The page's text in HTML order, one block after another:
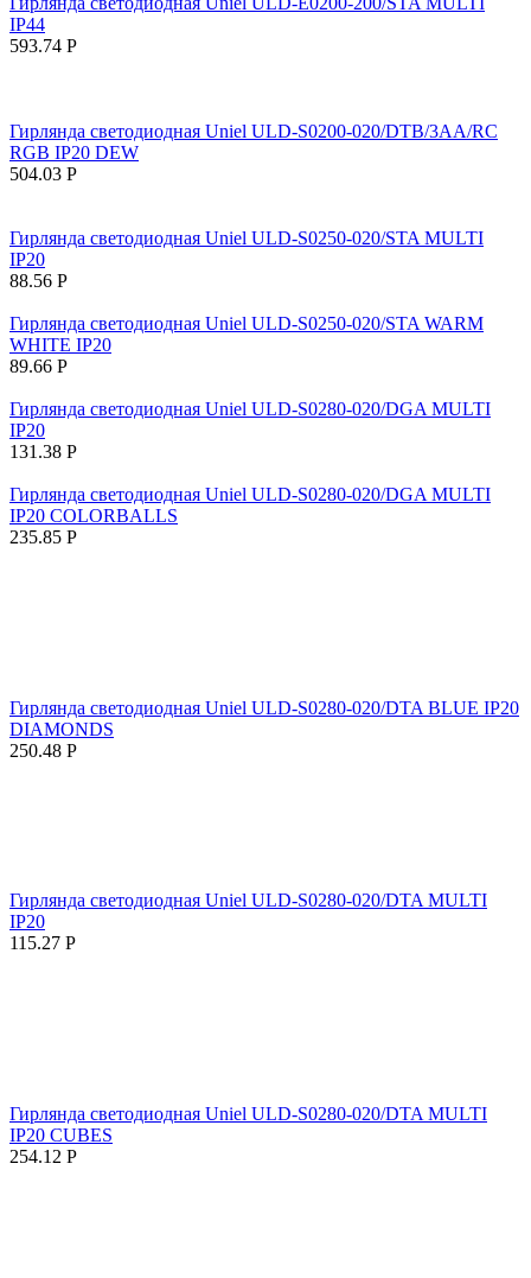
IP44
593.74 Р
Гирлянда светодиодная Uniel ULD-S0200-020/DTB/3AA/RC
RGB IP20 DEW
504.03 Р
Гирлянда светодиодная Uniel ULD-S0250-020/STA MULTI
IP20
88.56 Р
Гирлянда светодиодная Uniel ULD-S0250-020/STA WARM
WHITE IP20
89.66 Р
Гирлянда светодиодная Uniel ULD-S0280-020/DGA MULTI
IP20
131.38 Р
Гирлянда светодиодная Uniel ULD-S0280-020/DGA MULTI
IP20 COLORBALLS
235.85 Р
Гирлянда светодиодная Uniel ULD-S0280-020/DTA BLUE IP20
DIAMONDS
250.48 Р
Гирлянда светодиодная Uniel ULD-S0280-020/DTA MULTI
IP20
115.27 Р
Гирлянда светодиодная Uniel ULD-S0280-020/DTA MULTI
IP20 CUBES
254.12 Р